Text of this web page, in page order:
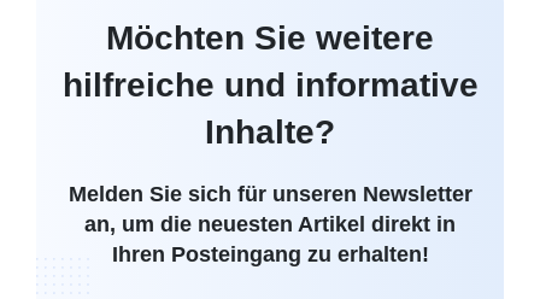
Möchten Sie weitere
hilfreiche und informative
Inhalte?
Melden Sie sich für unseren Newsletter
an, um die neuesten Artikel direkt in
Ihren Posteingang zu erhalten!